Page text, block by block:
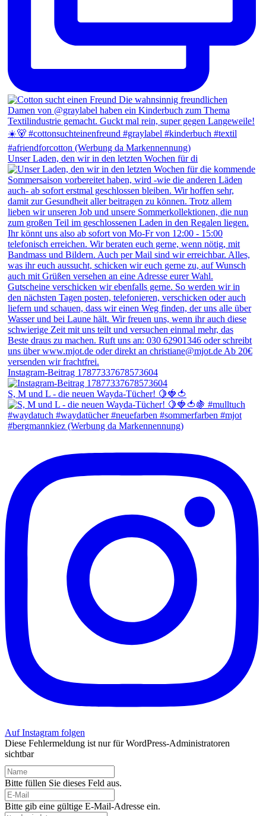
Unser Laden, den wir in den letzten Wochen für di
Instagram-Beitrag 17877337678573604
S, M und L - die neuen Wayda-Tücher! 🍋🍓🍅
Auf Instagram folgen
Diese Fehlermeldung ist nur für WordPress-Administratoren
sichtbar
Bitte füllen Sie dieses Feld aus.
Bitte gib eine gültige E-Mail-Adresse ein.